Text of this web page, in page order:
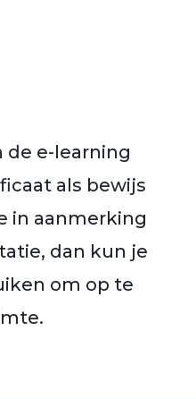
de e-learning
als bewijs
in aanmerking
dan kun je
om op te